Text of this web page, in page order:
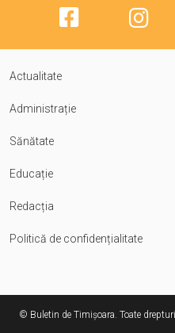
Actualitate
Administrație
Sănătate
Educație
Redacția
Politică de confidențialitate
© Buletin de Timișoara. Toate